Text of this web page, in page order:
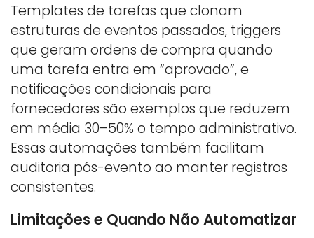
Templates de tarefas que clonam
estruturas de eventos passados, triggers
que geram ordens de compra quando
uma tarefa entra em “aprovado”, e
notificações condicionais para
fornecedores são exemplos que reduzem
em média 30–50% o tempo administrativo.
Essas automações também facilitam
auditoria pós-evento ao manter registros
consistentes.
Limitações e Quando Não Automatizar